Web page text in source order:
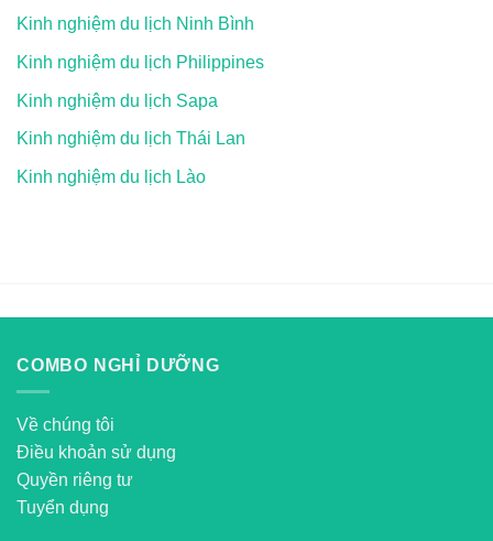
Kinh nghiệm du lịch Ninh Bình
Kinh nghiệm du lịch Philippines
Kinh nghiệm du lịch Sapa
Kinh nghiệm du lịch Thái Lan
Kinh nghiệm du lịch Lào
COMBO NGHỈ DƯỠNG
Về chúng tôi
Điều khoản sử dụng
Quyền riêng tư
Tuyển dụng